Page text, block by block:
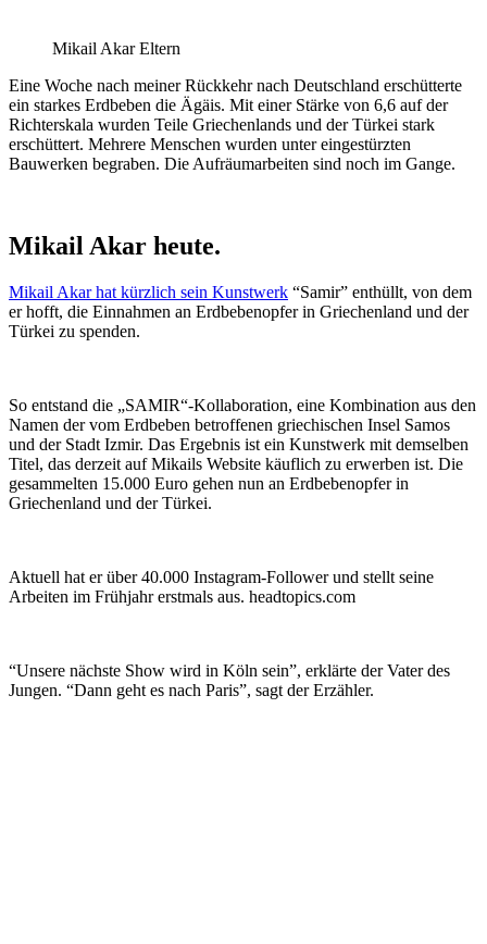
Mikail Akar Eltern
Eine Woche nach meiner Rückkehr nach Deutschland erschütterte
ein starkes Erdbeben die Ägäis. Mit einer Stärke von 6,6 auf der
Richterskala wurden Teile Griechenlands und der Türkei stark
erschüttert. Mehrere Menschen wurden unter eingestürzten
Bauwerken begraben. Die Aufräumarbeiten sind noch im Gange.
Mikail Akar heute.
Mikail Akar hat kürzlich sein Kunstwerk “Samir” enthüllt, von dem
er hofft, die Einnahmen an Erdbebenopfer in Griechenland und der
Türkei zu spenden.
So entstand die „SAMIR“-Kollaboration, eine Kombination aus den
Namen der vom Erdbeben betroffenen griechischen Insel Samos
und der Stadt Izmir. Das Ergebnis ist ein Kunstwerk mit demselben
Titel, das derzeit auf Mikails Website käuflich zu erwerben ist. Die
gesammelten 15.000 Euro gehen nun an Erdbebenopfer in
Griechenland und der Türkei.
Aktuell hat er über 40.000 Instagram-Follower und stellt seine
Arbeiten im Frühjahr erstmals aus. headtopics.com
“Unsere nächste Show wird in Köln sein”, erklärte der Vater des
Jungen. “Dann geht es nach Paris”, sagt der Erzähler.